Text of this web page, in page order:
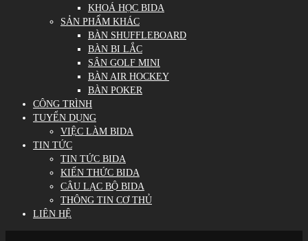
KHOÁ HỌC BIDA
SẢN PHẨM KHÁC
BÀN SHUFFLEBOARD
BÀN BI LẮC
SÂN GOLF MINI
BÀN AIR HOCKEY
BÀN POKER
CÔNG TRÌNH
TUYỂN DỤNG
VIỆC LÀM BIDA
TIN TỨC
TIN TỨC BIDA
KIẾN THỨC BIDA
CÂU LẠC BỘ BIDA
THÔNG TIN CƠ THỦ
LIÊN HỆ